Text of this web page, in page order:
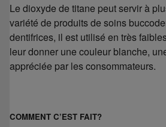
Le dioxyde de titane peut servir à
variété de produits de soins
dentifrices, il est utilisé en très
leur donner une couleur blanche,
appréciée par les consommateurs.
COMMENT C’EST FAIT?